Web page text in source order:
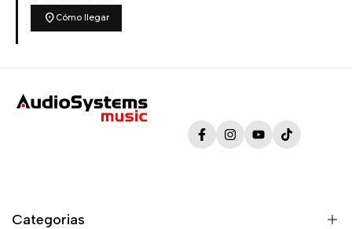
location_on Cómo llegar
FacebookInstagramYouTubeTikTok
Categorias